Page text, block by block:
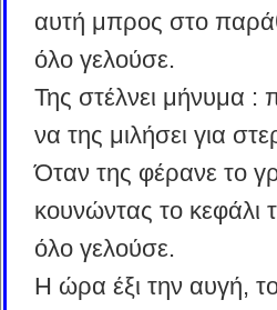
αυτή μπρος στο
όλο γελούσε.
Της στέλνει μήνυμα :
να της μιλήσει για
Όταν της φέρανε το
κουνώντας το κεφάλι
όλο γελούσε.
Η ώρα έξι την αυγή,